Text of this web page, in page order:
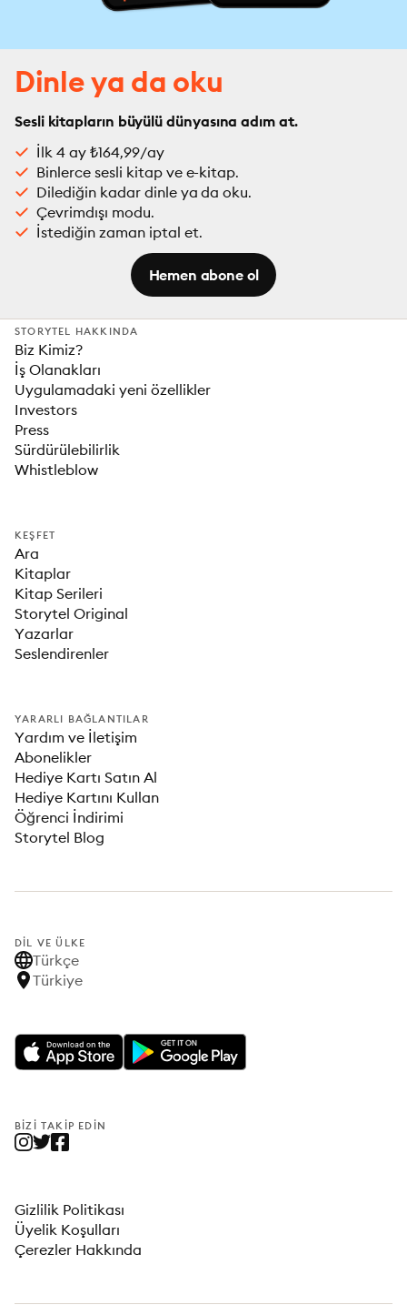
Dinle ya da oku
Sesli kitapların büyülü dünyasına adım at.
İlk 4 ay ₺164,99/ay
Binlerce sesli kitap ve e-kitap.
Dilediğin kadar dinle ya da oku.
Çevrimdışı modu.
İstediğin zaman iptal et.
Hemen abone ol
STORYTEL HAKKINDA
Biz Kimiz?
İş Olanakları
Uygulamadaki yeni özellikler
Investors
Press
Sürdürülebilirlik
Whistleblow
KEŞFET
Ara
Kitaplar
Kitap Serileri
Storytel Original
Yazarlar
Seslendirenler
YARARLI BAĞLANTILAR
Yardım ve İletişim
Abonelikler
Hediye Kartı Satın Al
Hediye Kartını Kullan
Öğrenci İndirimi
Storytel Blog
DIL VE ÜLKE
Türkçe
Türkiye
BIZI TAKIP EDIN
Gizlilik Politikası
Üyelik Koşulları
Çerezler Hakkında